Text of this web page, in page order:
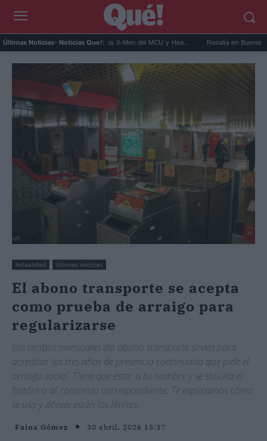
Últimas Noticias- Noticias Que!:
será Cíclope en los X-Men del MCU y Hea... Rosalía en Buenos Aires:
Actualidad Últimas noticias
El abono transporte se acepta
como prueba de arraigo para
regularizarse
Los recibos mensuales del abono transporte sirven para
acreditar los tres años de presencia continuada que pide el
arraigo social. Tiene que estar a tu nombre y se solicita el
histórico al consorcio correspondiente. Te explicamos cómo
se usa y dónde están los límites.
Faina Gómez 30 abril, 2026 15:37